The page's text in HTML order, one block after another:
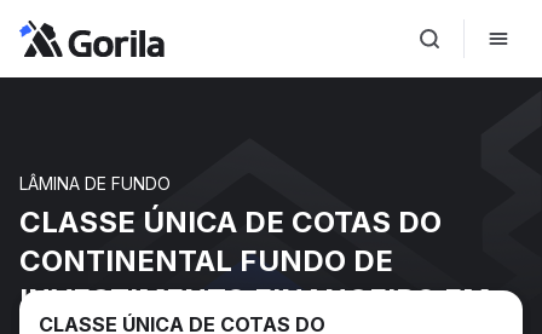
LÂMINA DE FUNDO
CLASSE ÚNICA DE COTAS DO
CONTINENTAL FUNDO DE
INVESTIMENTO FINANCEIRO EM
CLASSE ÚNICA DE COTAS DO